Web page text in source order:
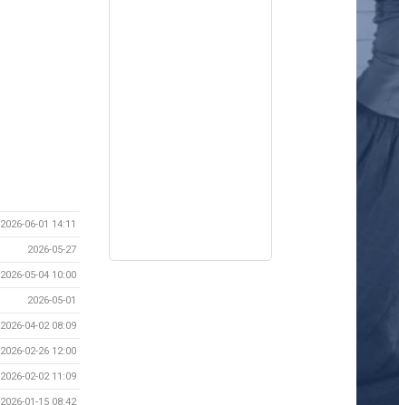
2026-06-01 14:11
2026-05-27
2026-05-04 10:00
2026-05-01
2026-04-02 08:09
2026-02-26 12:00
2026-02-02 11:09
2026-01-15 08:42